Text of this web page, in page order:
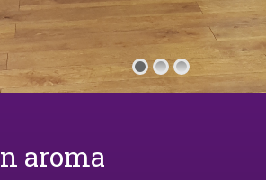
aroma